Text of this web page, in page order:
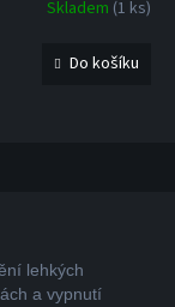
Skladem (1 ks)
Do košíku
lehkých
a vypnutí